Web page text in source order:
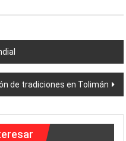
de tradiciones en Tolimán